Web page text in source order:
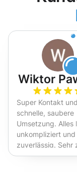
Wiktor
Super Kontakt und
schnelle, saubere
Umsetzung. Alles
unkompliziert und
zuverlässig. Sehr
empfehlen!